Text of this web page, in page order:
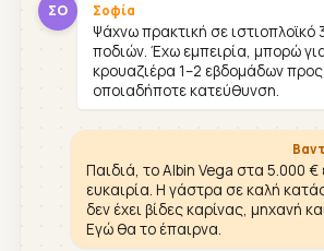
ΣΟ Σοφία
Ψάχνω πρακτική σε ιστιοπλοϊκό
ποδιών. Έχω εμπειρία, μπορώ
κρουαζιέρα 1–2 εβδομάδων προς
οποιαδήποτε κατεύθυνση.
Παιδιά, το Albin Vega στα 5.000 €
ευκαιρία. Η γάστρα σε καλή
δεν έχει βίδες καρίνας, μηχανή
Εγώ θα το έπαιρνα.